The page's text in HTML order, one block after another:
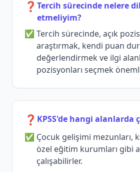
❓ Tercih sürecinde nelere
etmeliyim?
Tercih sürecinde, açık
araştırmak, kendi puan
değerlendirmek ve ilgi
pozisyonları seçmek
❓ KPSS'de hangi alanlarda
Çocuk gelişimi mezunları,
özel eğitim kurumları gibi
çalışabilirler.